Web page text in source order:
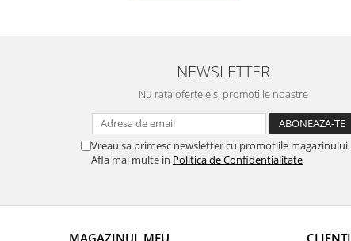
NEWSLETTER
Nu rata ofertele si promotiile noastre
Vreau sa primesc newsletter cu promotiile magazinului.
Afla mai multe in Politica de Confidentialitate